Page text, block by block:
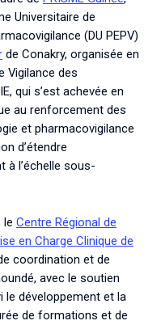
Universitaire de
(DU PEPV)
de Conakry, organisée en
Vigilance des
qui s’est achevée en
au renforcement des
et pharmacovigilance
d’étendre
à l’échelle sous-
le Centre Régional de
en Charge Clinique de
coordination et de
avec le soutien
le développement et la
de formations et de